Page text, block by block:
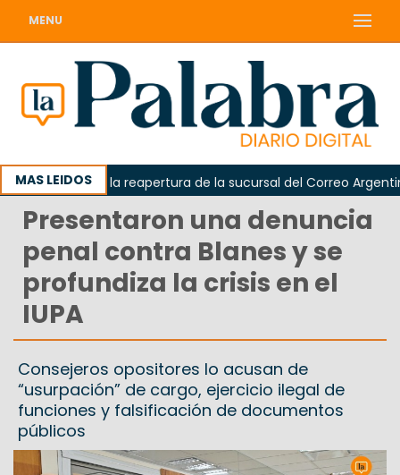
MENU
MAS LEIDOS
reclamó la reapertura de la sucursal del Correo Argentino en
Presentaron una denuncia
penal contra Blanes y se
profundiza la crisis en el
IUPA
Consejeros opositores lo acusan de
“usurpación” de cargo, ejercicio ilegal de
funciones y falsificación de documentos
públicos